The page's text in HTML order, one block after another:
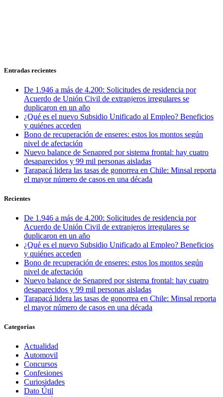
Entradas recientes
De 1.946 a más de 4.200: Solicitudes de residencia por
Acuerdo de Unión Civil de extranjeros irregulares se
duplicaron en un año
¿Qué es el nuevo Subsidio Unificado al Empleo? Beneficios
y quiénes acceden
Bono de recuperación de enseres: estos los montos según
nivel de afectación
Nuevo balance de Senapred por sistema frontal: hay cuatro
desaparecidos y 99 mil personas aisladas
Tarapacá lidera las tasas de gonorrea en Chile: Minsal reporta
el mayor número de casos en una década
Recientes
De 1.946 a más de 4.200: Solicitudes de residencia por
Acuerdo de Unión Civil de extranjeros irregulares se
duplicaron en un año
¿Qué es el nuevo Subsidio Unificado al Empleo? Beneficios
y quiénes acceden
Bono de recuperación de enseres: estos los montos según
nivel de afectación
Nuevo balance de Senapred por sistema frontal: hay cuatro
desaparecidos y 99 mil personas aisladas
Tarapacá lidera las tasas de gonorrea en Chile: Minsal reporta
el mayor número de casos en una década
Categorias
Actualidad
Automovil
Concursos
Confesiones
Curiosidades
Dato Útil